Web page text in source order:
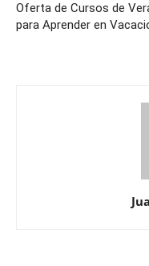
Oferta de Cursos de
para Aprender en